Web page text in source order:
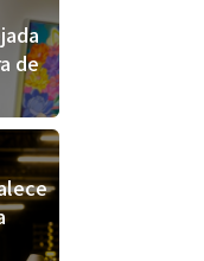
de